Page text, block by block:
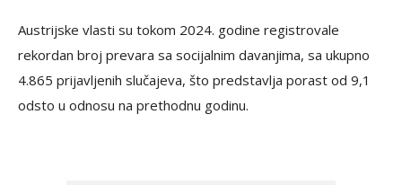
Austrijske vlasti su tokom 2024. godine registrovale
rekordan broj prevara sa socijalnim davanjima, sa ukupno
4.865 prijavljenih slučajeva, što predstavlja porast od 9,1
odsto u odnosu na prethodnu godinu.